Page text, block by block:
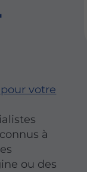
votre
à
ou des